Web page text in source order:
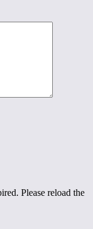
Please reload the